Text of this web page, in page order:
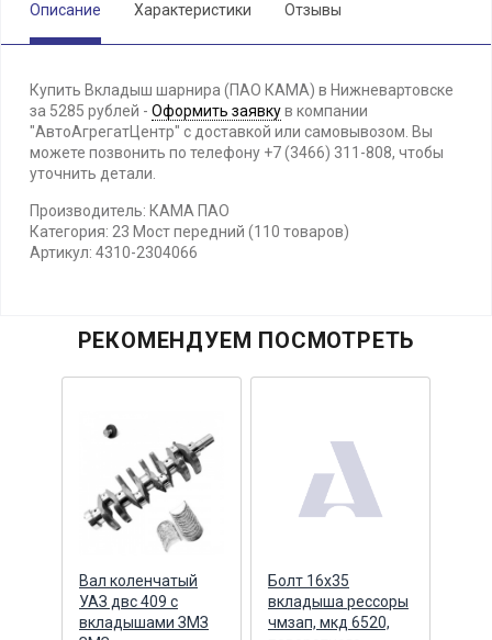
Описание Характеристики Отзывы
Купить Вкладыш шарнира (ПАО КАМА) в Нижневартовске
за 5285 рублей - Оформить заявкув компании
"АвтоАгрегатЦентр" с доставкой или самовывозом. Вы
можете позвонить по телефону +7 (3466) 311-808, чтобы
уточнить детали.
Производитель: КАМА ПАО
Категория: 23 Мост передний (110 товаров)
Артикул: 4310-2304066
РЕКОМЕНДУЕМ ПОСМОТРЕТЬ
Вал коленчатый
УАЗ двс 409 с
вкладышами ЗМЗ
Болт 16х35
вкладыша рессоры
чмзап, мкд 6520,